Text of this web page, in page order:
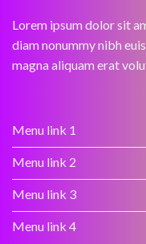
Lorem ipsum dolor sit
diam nonummy nibh
magna aliquam erat
Menu link 1
Menu link 2
Menu link 3
Menu link 4